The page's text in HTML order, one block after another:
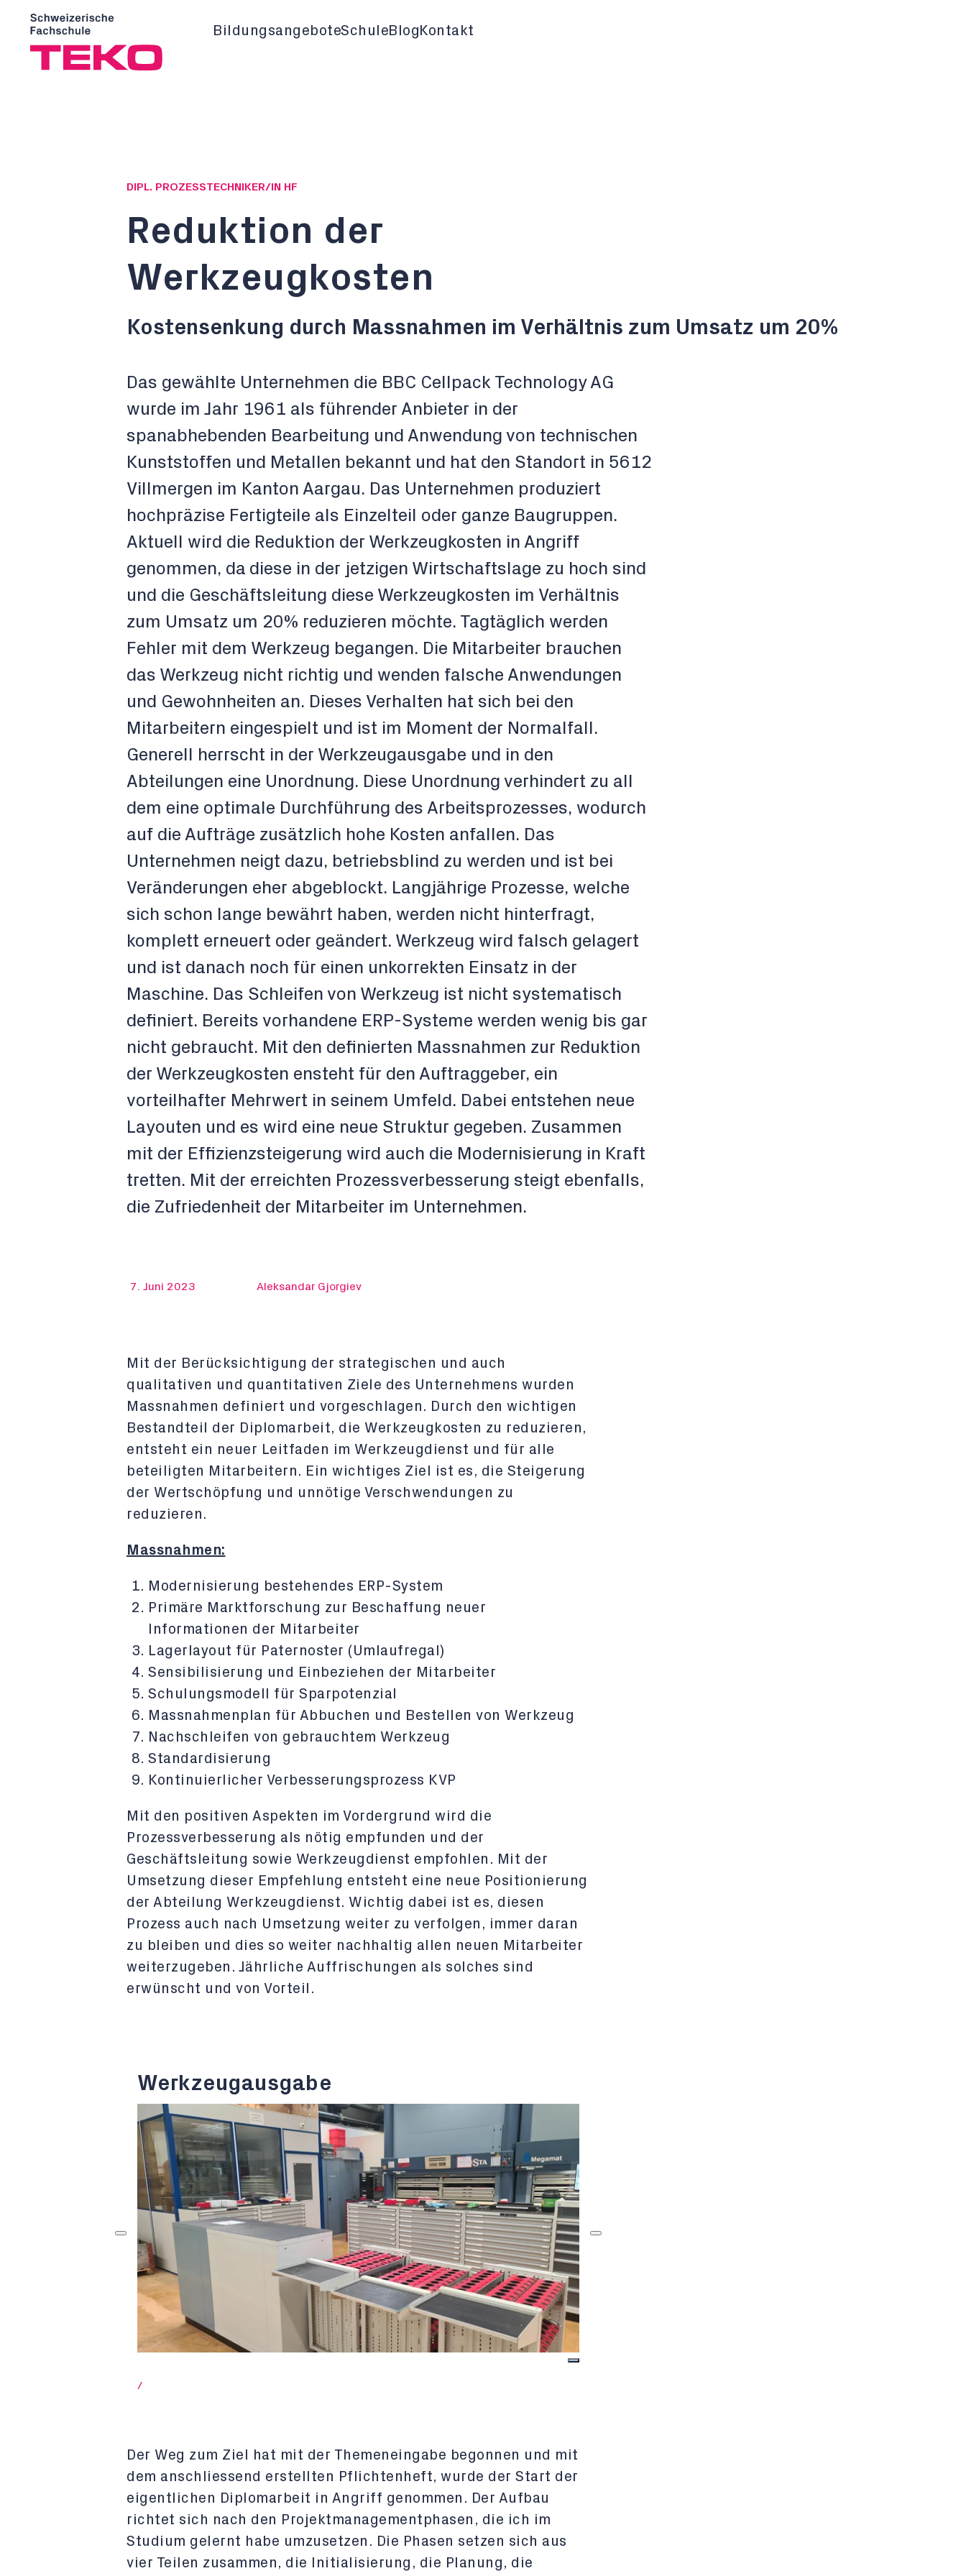
BildungsangeboteSchule Blog Kontakt
DIPL. PROZESSTECHNIKER/IN HF
Reduktion der
Werkzeugkosten
Kostensenkung durch Massnahmen im Verhältnis zum Umsatz um 20%
Das gewählte Unternehmen die BBC Cellpack Technology AG
wurde im Jahr 1961 als führender Anbieter in der
spanabhebenden Bearbeitung und Anwendung von technischen
Kunststoffen und Metallen bekannt und hat den Standort in 5612
Villmergen im Kanton Aargau. Das Unternehmen produziert
hochpräzise Fertigteile als Einzelteil oder ganze Baugruppen.
Aktuell wird die Reduktion der Werkzeugkosten in Angriff
genommen, da diese in der jetzigen Wirtschaftslage zu hoch sind
und die Geschäftsleitung diese Werkzeugkosten im Verhältnis
zum Umsatz um 20% reduzieren möchte. Tagtäglich werden
Fehler mit dem Werkzeug begangen. Die Mitarbeiter brauchen
das Werkzeug nicht richtig und wenden falsche Anwendungen
und Gewohnheiten an. Dieses Verhalten hat sich bei den
Mitarbeitern eingespielt und ist im Moment der Normalfall.
Generell herrscht in der Werkzeugausgabe und in den
Abteilungen eine Unordnung. Diese Unordnung verhindert zu all
dem eine optimale Durchführung des Arbeitsprozesses, wodurch
auf die Aufträge zusätzlich hohe Kosten anfallen. Das
Unternehmen neigt dazu, betriebsblind zu werden und ist bei
Veränderungen eher abgeblockt. Langjährige Prozesse, welche
sich schon lange bewährt haben, werden nicht hinterfragt,
komplett erneuert oder geändert. Werkzeug wird falsch gelagert
und ist danach noch für einen unkorrekten Einsatz in der
Maschine. Das Schleifen von Werkzeug ist nicht systematisch
definiert. Bereits vorhandene ERP-Systeme werden wenig bis gar
nicht gebraucht. Mit den definierten Massnahmen zur Reduktion
der Werkzeugkosten ensteht für den Auftraggeber, ein
vorteilhafter Mehrwert in seinem Umfeld. Dabei entstehen neue
Layouten und es wird eine neue Struktur gegeben. Zusammen
mit der Effizienzsteigerung wird auch die Modernisierung in Kraft
tretten. Mit der erreichten Prozessverbesserung steigt ebenfalls,
die Zufriedenheit der Mitarbeiter im Unternehmen.
7. Juni 2023 Aleksandar Gjorgiev
Mit der Berücksichtigung der strategischen und auch
qualitativen und quantitativen Ziele des Unternehmens wurden
Massnahmen definiert und vorgeschlagen. Durch den wichtigen
Bestandteil der Diplomarbeit, die Werkzeugkosten zu reduzieren,
entsteht ein neuer Leitfaden im Werkzeugdienst und für alle
beteiligten Mitarbeitern. Ein wichtiges Ziel ist es, die Steigerung
der Wertschöpfung und unnötige Verschwendungen zu
reduzieren.
Massnahmen:
Modernisierung bestehendes ERP-System
Primäre Marktforschung zur Beschaffung neuer
Informationen der Mitarbeiter
Lagerlayout für Paternoster (Umlaufregal)
Sensibilisierung und Einbeziehen der Mitarbeiter
Schulungsmodell für Sparpotenzial
Massnahmenplan für Abbuchen und Bestellen von Werkzeug
Nachschleifen von gebrauchtem Werkzeug
Standardisierung
Kontinuierlicher Verbesserungsprozess KVP
Mit den positiven Aspekten im Vordergrund wird die
Prozessverbesserung als nötig empfunden und der
Geschäftsleitung sowie Werkzeugdienst empfohlen. Mit der
Umsetzung dieser Empfehlung entsteht eine neue Positionierung
der Abteilung Werkzeugdienst. Wichtig dabei ist es, diesen
Prozess auch nach Umsetzung weiter zu verfolgen, immer daran
zu bleiben und dies so weiter nachhaltig allen neuen Mitarbeiter
weiterzugeben. Jährliche Auffrischungen als solches sind
erwünscht und von Vorteil.
Werkzeugausgabe
/
Der Weg zum Ziel hat mit der Themeneingabe begonnen und mit
dem anschliessend erstellten Pflichtenheft, wurde der Start der
eigentlichen Diplomarbeit in Angriff genommen. Der Aufbau
richtet sich nach den Projektmanagementphasen, die ich im
Studium gelernt habe umzusetzen. Die Phasen setzen sich aus
vier Teilen zusammen, die Initialisierung, die Planung, die